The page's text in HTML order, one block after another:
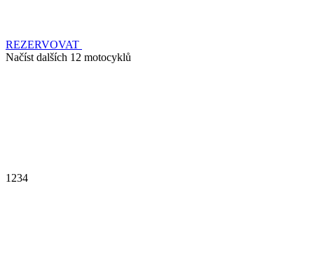
REZERVOVAT
Načíst dalších 12 motocyklů
1 234